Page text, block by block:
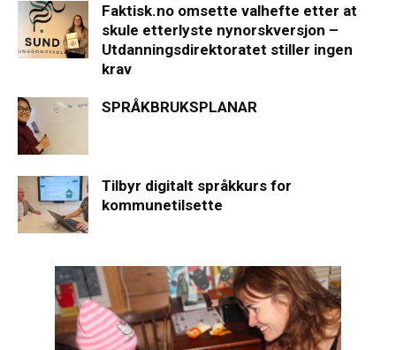
Faktisk.no omsette valhefte etter at
skule etterlyste nynorskversjon –
Utdanningsdirektoratet stiller ingen
krav
SPRÅKBRUKSPLANAR
Tilbyr digitalt språkkurs for
kommunetilsette